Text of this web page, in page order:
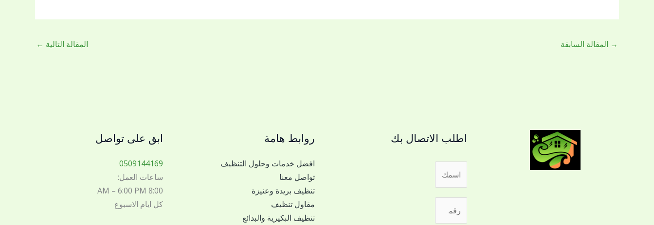
→ المقالة السابقة المقالة التالية ←
اطلب الاتصال بك
ا
م
ر
روابط هامة
افضل خدمات وحلول التنظيف
تواصل معنا
تنظيف بريدة وعنيزة
مقاول تنظيف
تنظيف البكيرية والبدائع
ابق على تواصل
0509144169
ساعات العمل:
8:00 AM – 6:00 PM
كل ايام الاسبوع